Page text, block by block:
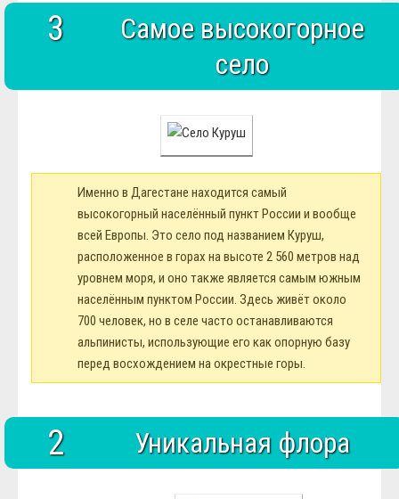
3
Самое высокогорное
село
Именно в Дагестане находится самый
высокогорный населённый пункт России и вообще
всей Европы. Это село под названием Куруш,
расположенное в горах на высоте 2 560 метров над
уровнем моря, и оно также является самым южным
населённым пунктом России. Здесь живёт около
700 человек, но в селе часто останавливаются
альпинисты, использующие его как опорную базу
перед восхождением на окрестные горы.
2 Уникальная флора